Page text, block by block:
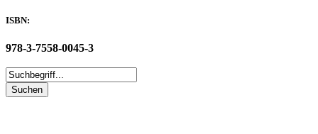
ISBN:
978-3-7558-0045-3